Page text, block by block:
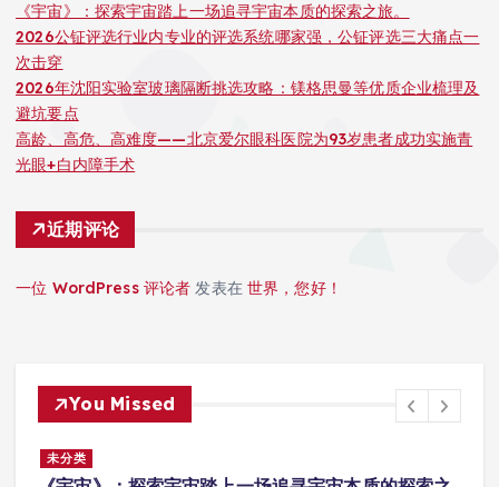
《宇宙》：探索宇宙踏上一场追寻宇宙本质的探索之旅。
2026公钲评选行业内专业的评选系统哪家强，公钲评选三大痛点一
次击穿
2026年沈阳实验室玻璃隔断挑选攻略：镁格思曼等优质企业梳理及
避坑要点
高龄、高危、高难度——北京爱尔眼科医院为93岁患者成功实施青
光眼+白内障手术
近期评论
一位 WordPress 评论者 发表在世界，您好！
You Missed
未分类